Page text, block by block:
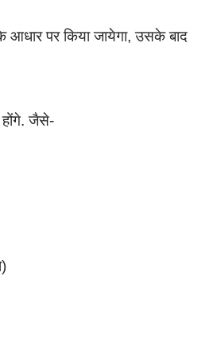
आधार पर किया जायेगा, उसके बाद
होंगे. जैसे-